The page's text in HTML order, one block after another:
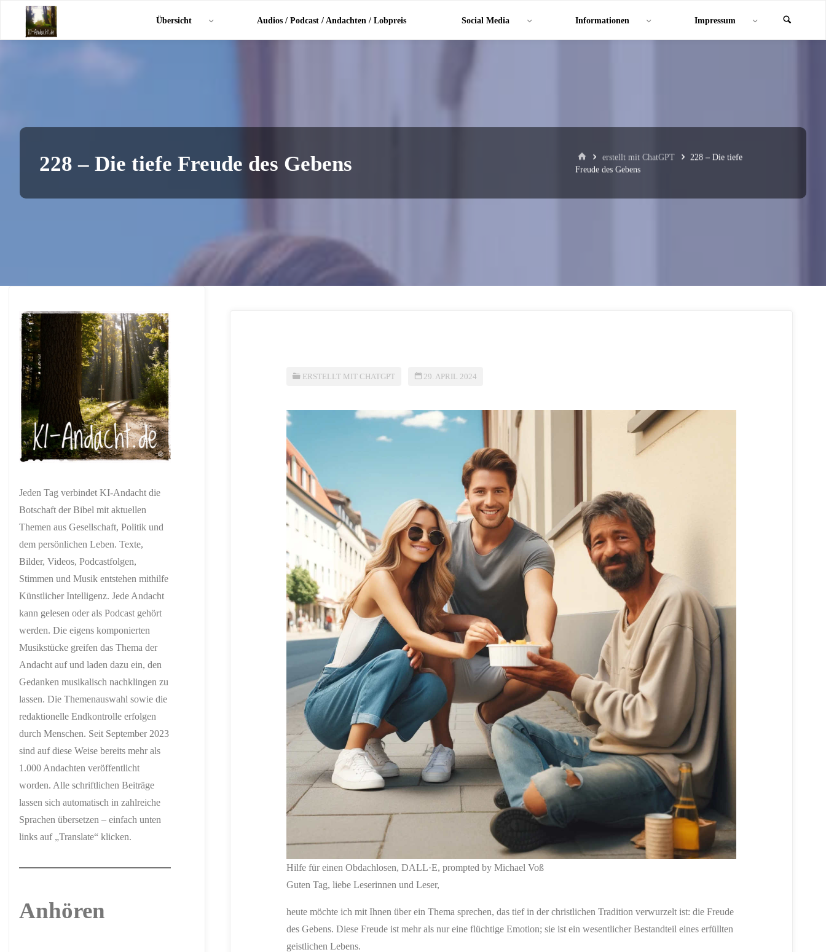
springen
Übersicht Audios / Podcast / Andachten / Lobpreis Social Media Informationen Impressum
228 – Die tiefe Freude des Gebens Starterstellt mit ChatGPT
228 – Die tiefe
Freude des Gebens
ERSTELLT MIT CHATGPT 29. APRIL 2024
Hilfe für einen Obdachlosen, DALL·E, prompted by Michael Voß
Guten Tag, liebe Leserinnen und Leser,
heute möchte ich mit Ihnen über ein Thema sprechen, das tief in der christlichen Tradition verwurzelt ist: die Freude
des Gebens. Diese Freude ist mehr als nur eine flüchtige Emotion; sie ist ein wesentlicher Bestandteil eines erfüllten
geistlichen Lebens.
Jeden Tag verbindet KI-Andacht die
Botschaft der Bibel mit aktuellen
Themen aus Gesellschaft, Politik und
dem persönlichen Leben. Texte,
Bilder, Videos, Podcastfolgen,
Stimmen und Musik entstehen mithilfe
Künstlicher Intelligenz. Jede Andacht
kann gelesen oder als Podcast gehört
werden. Die eigens komponierten
Musikstücke greifen das Thema der
Andacht auf und laden dazu ein, den
Gedanken musikalisch nachklingen zu
lassen. Die Themenauswahl sowie die
redaktionelle Endkontrolle erfolgen
durch Menschen. Seit September 2023
sind auf diese Weise bereits mehr als
1.000 Andachten veröffentlicht
worden. Alle schriftlichen Beiträge
lassen sich automatisch in zahlreiche
Sprachen übersetzen – einfach unten
links auf „Translate“ klicken.
Anhören